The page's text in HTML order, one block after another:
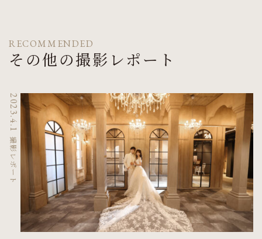
RECOMMENDED
その他の撮影レポート
2023.4.1
撮影レポート